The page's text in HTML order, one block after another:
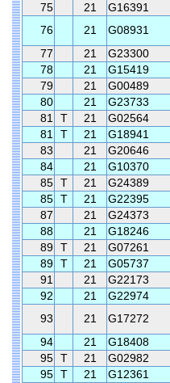
75
21 G16391
76
21 G08931
77
21 G23300
78
21 G15419
79
21 G00489
80
21 G23733
81
T 21 G02564
81
T 21 G18941
83
21 G20646
84
21 G10370
85 T 21 G24389
85 T 21 G22395
87
21 G24373
88
21 G18246
89 T 21 G07261
89 T 21 G05737
91
21 G22173
92
21 G22974
93
21 G17272
94
21 G18408
95 T 21 G02982
95 T 21 G12361